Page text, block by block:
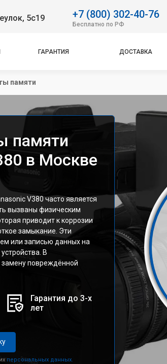
5с19 +7 (800) 302-40-76
Бесплатно по РФ
ГАРАНТИЯ ДОСТАВКА
памяти
памяти
в Москве
V380 часто является
вызваны физическим
приводит к коррозии
замыкание. Эти
или записью данных на
В
замену повреждённой
Гарантия до 3-х
лет
персональных данных.